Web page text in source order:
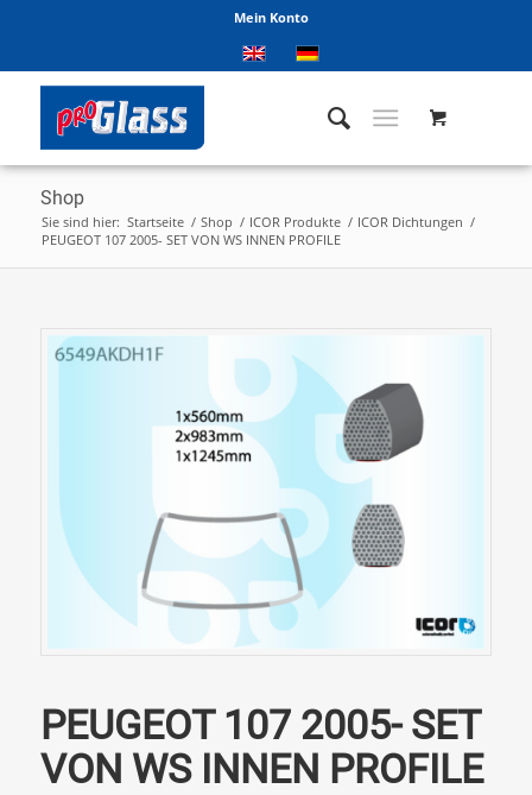
Mein Konto
Shop
Sie sind hier: Startseite / Shop / ICOR Produkte / ICOR Dichtungen /
PEUGEOT 107 2005- SET VON WS INNEN PROFILE
PEUGEOT 107 2005- SET
VON WS INNEN PROFILE